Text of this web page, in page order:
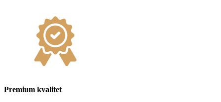
Premium kvalitet